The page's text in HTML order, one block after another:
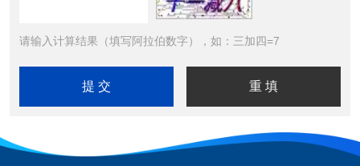
请输入计算结果（填写阿拉伯数字），如：三加四=7